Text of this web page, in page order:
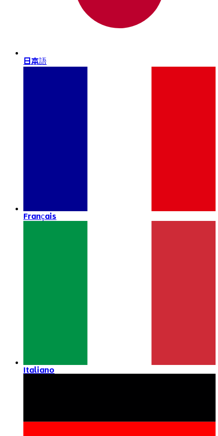
日本語
Français
Italiano